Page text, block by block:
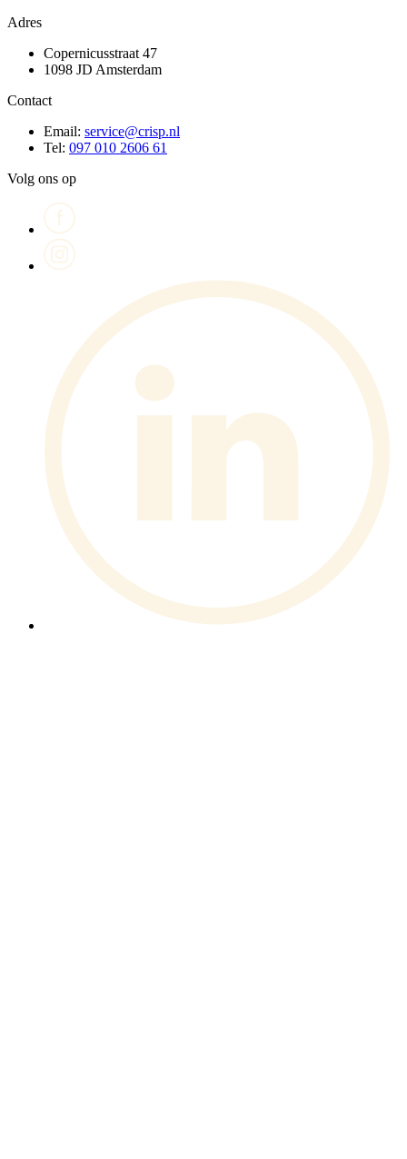
Adres
Copernicusstraat 47
1098 JD Amsterdam
Contact
Email: service@crisp.nl
Tel: 097 010 2606 61
Volg ons op